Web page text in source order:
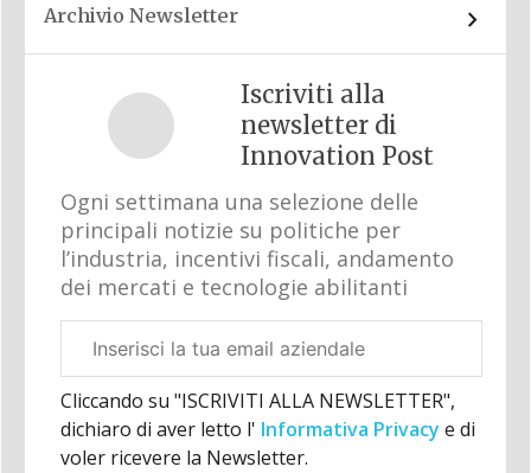
Archivio Newsletter
Iscriviti alla
newsletter di
Innovation Post
Ogni settimana una selezione delle
principali notizie su politiche per
l’industria, incentivi fiscali, andamento
dei mercati e tecnologie abilitanti
aziendale
Cliccando su "ISCRIVITI ALLA NEWSLETTER",
dichiaro di aver letto l' Informativa Privacy e di
voler ricevere la Newsletter.